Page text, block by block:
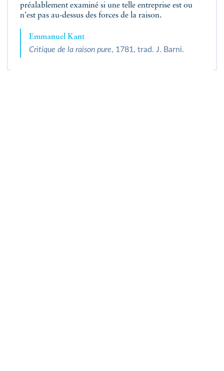
préalablement examiné si une telle entreprise est ou
n'est pas au-dessus des forces de la raison.
Emmanuel Kant
Critique de la raison pure, 1781, trad. J. Barni.